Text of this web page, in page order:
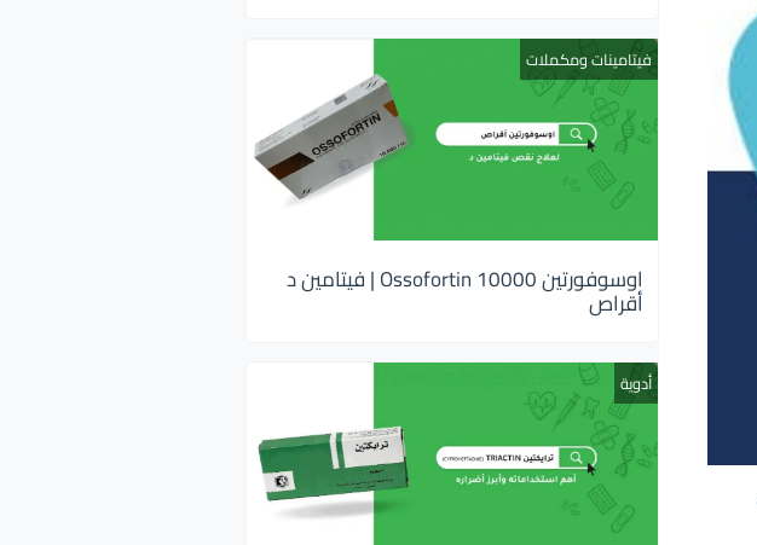
فيتامينات ومكملات
اوسوفورتين 10000 Ossofortin | فيتامين د
أقراص
أدوية